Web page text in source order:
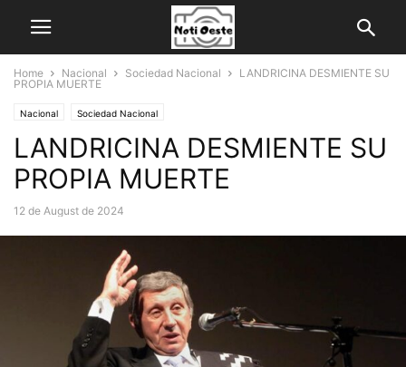
Home Nacional Sociedad Nacional
LANDRICINA DESMIENTE SU
PROPIA MUERTE
Nacional Sociedad Nacional
LANDRICINA DESMIENTE SU
PROPIA MUERTE
12 de August de 2024